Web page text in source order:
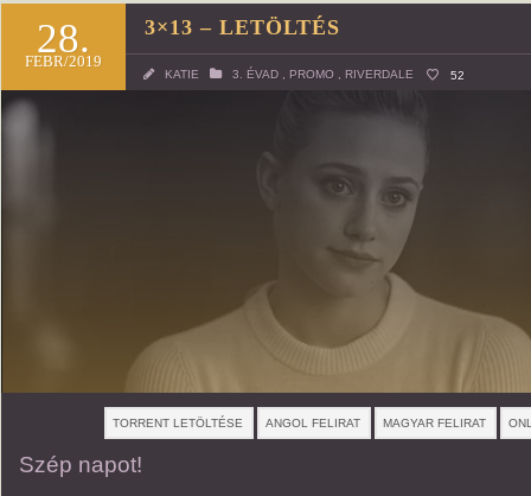
28.
FEBR/2019
3×13 – LETÖLTÉS
KATIE 3. ÉVAD PROMO RIVERDALE 52
TORRENT LETÖLTÉSE ANGOL FELIRAT MAGYAR FELIRAT
Szép napot!